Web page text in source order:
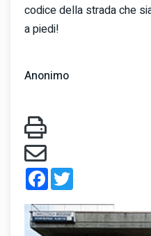
codice della strada che
a piedi!
Anonimo
Facebook